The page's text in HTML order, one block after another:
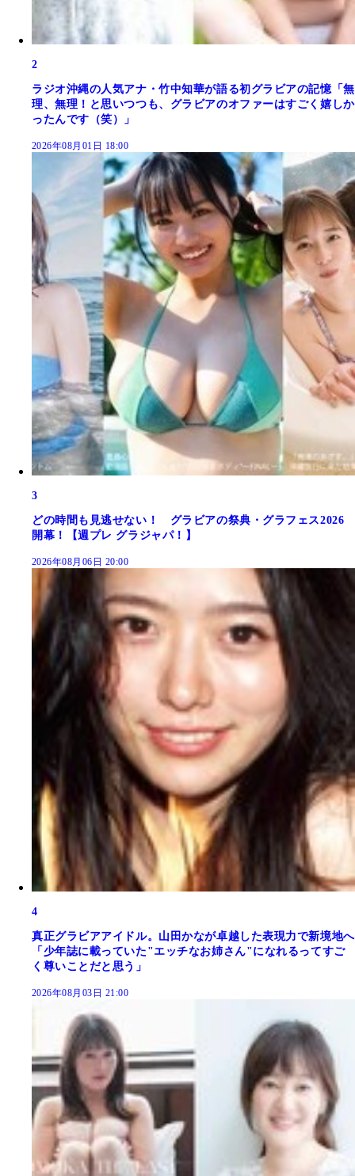
2
ラジオ沖縄の人気アナ・竹中知華が語る初グラビアの記憶「無
理、無理！と思いつつも、グラビアのオファーはすごく嬉しか
ったんです（笑）」
2026年08月01日 18:00
3
どの時間も見逃せない！ グラビアの祭典・グラフェス2026
開幕！【週プレ グラジャパ！】
2026年08月06日 20:00
4
真正グラビアアイドル。山田かなが卓越した表現力で新境地へ
「少年誌に載っていた"エッチなお姉さん"になれるってすご
く尊いことだと思う」
2026年08月03日 21:00